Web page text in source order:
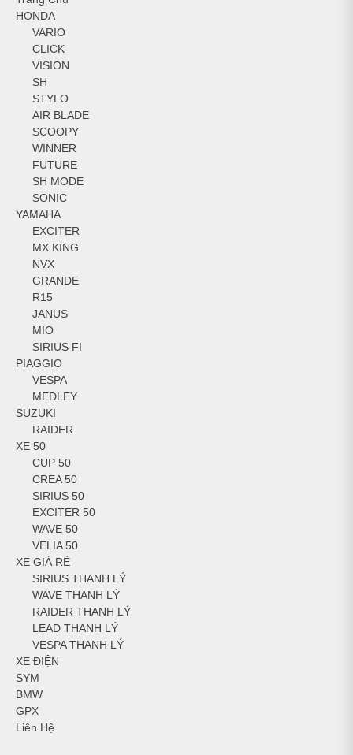
HONDA
VARIO
CLICK
VISION
SH
STYLO
AIR BLADE
SCOOPY
WINNER
FUTURE
SH MODE
SONIC
YAMAHA
EXCITER
MX KING
NVX
GRANDE
R15
JANUS
MIO
SIRIUS FI
PIAGGIO
VESPA
MEDLEY
SUZUKI
RAIDER
XE 50
CUP 50
CREA 50
SIRIUS 50
EXCITER 50
WAVE 50
VELIA 50
XE GIÁ RẺ
SIRIUS THANH LÝ
WAVE THANH LÝ
RAIDER THANH LÝ
LEAD THANH LÝ
VESPA THANH LÝ
XE ĐIỆN
SYM
BMW
GPX
Liên Hệ